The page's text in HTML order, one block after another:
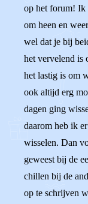
op het forum! Ik
om heen en
wel dat je bij
het vervelend is
het lastig is om
ook altijd erg
dagen ging
daarom heb ik
wisselen. Dan
geweest bij de
chillen bij de
op te schrijven